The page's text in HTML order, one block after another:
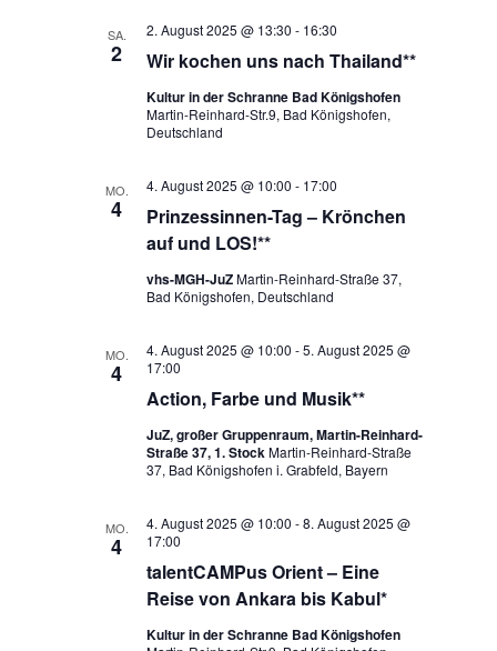
SA.
2 Wir kochen uns nach Thailand**
2. August 2025 @ 13:30 - 16:30
Kultur in der Schranne Bad Königshofen
Martin-Reinhard-Str.9, Bad Königshofen,
Deutschland
MO.
4
Prinzessinnen-Tag – Krönchen
auf und LOS!**
4. August 2025 @ 10:00 - 17:00
vhs-MGH-JuZMartin-Reinhard-Straße 37,
Bad Königshofen, Deutschland
MO.
4
Action, Farbe und Musik**
4. August 2025 @ 10:00 -5. August 2025 @
17:00
JuZ, großer Gruppenraum, Martin-Reinhard-
Straße 37, 1. StockMartin-Reinhard-Straße
37, Bad Königshofen i. Grabfeld, Bayern
MO.
4
talentCAMPus Orient – Eine
Reise von Ankara bis Kabul*
4. August 2025 @ 10:00 -8. August 2025 @
17:00
Kultur in der Schranne Bad Königshofen